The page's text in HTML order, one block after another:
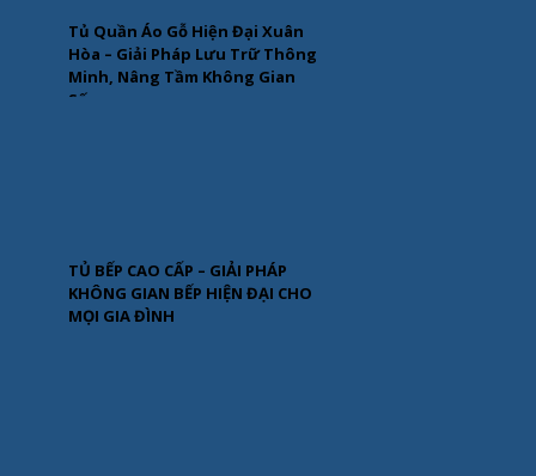
Tủ Quần Áo Gỗ Hiện Đại Xuân
Hòa – Giải Pháp Lưu Trữ Thông
Minh, Nâng Tầm Không Gian
Sống
TỦ BẾP CAO CẤP – GIẢI PHÁP
KHÔNG GIAN BẾP HIỆN ĐẠI CHO
MỌI GIA ĐÌNH